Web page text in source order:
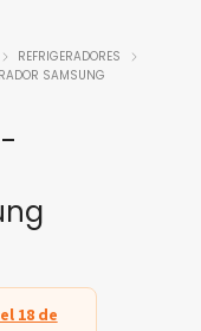
REFRIGERADORES
SAMSUNG
18 de